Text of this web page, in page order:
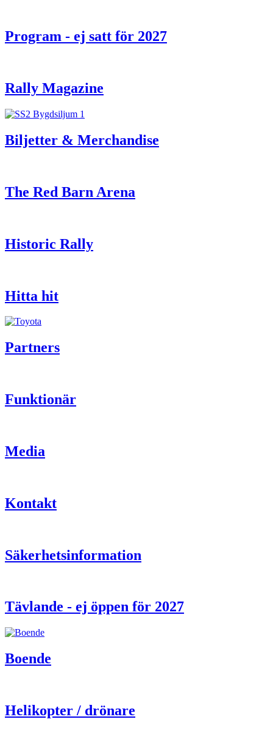
Program - ej satt för 2027
Rally Magazine
Biljetter & Merchandise
The Red Barn Arena
Historic Rally
Hitta hit
Partners
Funktionär
Media
Kontakt
Säkerhetsinformation
Tävlande - ej öppen för 2027
Boende
Helikopter / drönare